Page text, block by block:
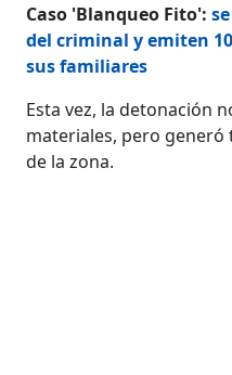
Caso 'Blanqueo Fito':
del criminal y emiten
sus familiares
Esta vez, la detonación
materiales, pero
de la zona.